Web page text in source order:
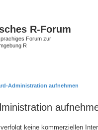
R-Forum
Forum zur
R
Administration aufnehmen
keine kommerziellen